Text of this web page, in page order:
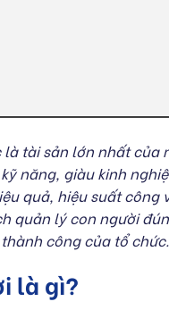
tài sản lớn nhất của
năng, giàu kinh
quả, hiệu suất công
quản lý con người
công của tổ chức.
là gì?